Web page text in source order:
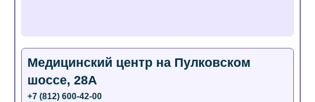
Медицинский центр на Пулковском
шоссе, 28А
+7 (812) 600-42-00